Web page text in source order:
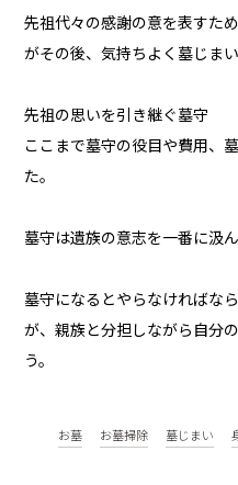
先祖代々の感謝の意を表すた
がその後、気持ちよく墓じま
先祖の思いを引き継ぐ墓守
ここまで墓守の役目や費用、
た。
墓守は遺族の意志を一番に汲
墓守になるとやらなければな
が、親族と分担しながら自分
う。
お墓 お墓掃除 墓じまい